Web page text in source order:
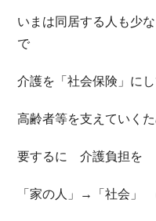
いまは同居する人も少
で
介護を「社会保険」にし
高齢者等を支えていく
要するに 介護負担を
「家の人」→「社会」